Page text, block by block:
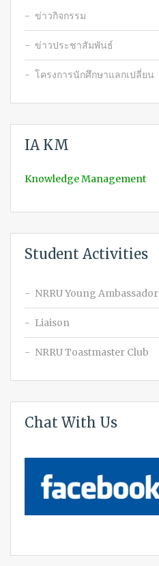
ข่าวกิจกรรม
ข่าวประชาสัมพันธ์
โครงการนักศึกษาแลกเปลี่ยน
IA KM
Knowledge Management
Student Activities
NRRU Young Ambassador
Liaison
NRRU Toastmaster Club
Chat With Us